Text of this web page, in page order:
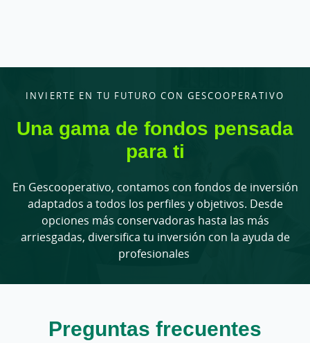
INVIERTE EN TU FUTURO CON GESCOOPERATIVO
Una gama de fondos pensada
para ti
En Gescooperativo, contamos con fondos de inversión
adaptados a todos los perfiles y objetivos. Desde
opciones más conservadoras hasta las más
arriesgadas, diversifica tu inversión con la ayuda de
profesionales
Preguntas frecuentes